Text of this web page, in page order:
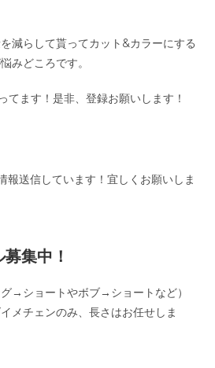
減らして貰ってカット&カラーにする
みどころです。
てます！是非、登録お願いします！
報送信しています！宜しくお願いしま
集中！
→ショートやボブ→ショートなど）
メチェンのみ、長さはお任せしま